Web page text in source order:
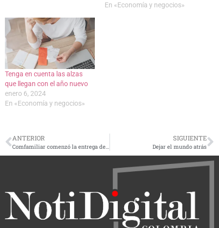
En «Economía y negocios»
Tenga en cuenta las alzas
que llegan con el año nuevo
enero 6, 2024
En «Economía y negocios»
ANTERIOR
Comfamiliar comenzó la entrega de 70 mil kits escolares a sus afiliados de categorías A y B
SIGUIENTE
Dejar el mundo atrás